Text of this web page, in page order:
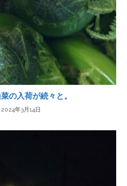
の入荷が続々と。
2024年3月14日